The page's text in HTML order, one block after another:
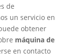
de
un servicio en
obtener
máquina de
en contacto